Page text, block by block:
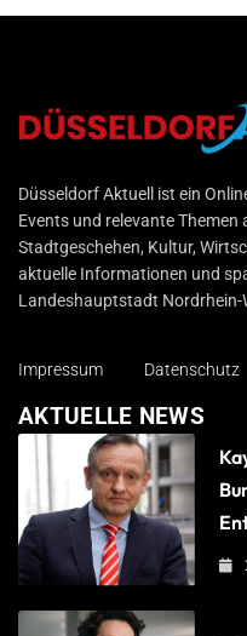
Düsseldorf
Düsseldorf Aktuell ist ein
Events und relevante
Stadtgeschehen, Kultur,
aktuelle Informationen und
Landeshauptstadt Nordrhein-
Impressum Datenschutz
AKTUELLE NEWS